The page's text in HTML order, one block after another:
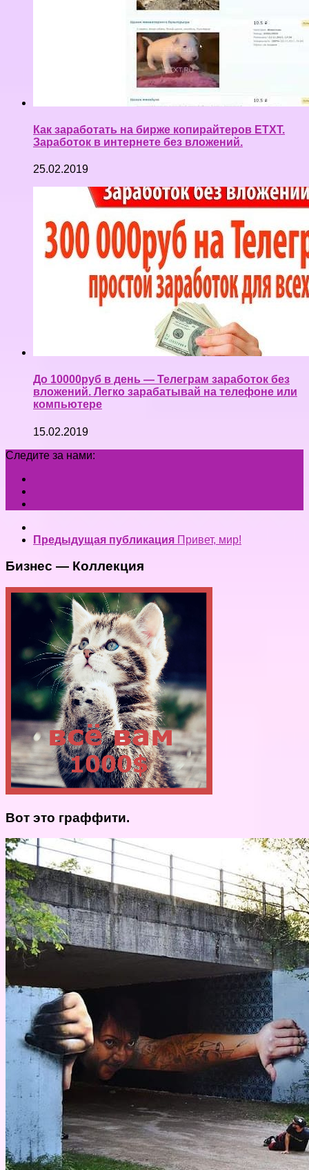
Как заработать на бирже копирайтеров ETXT.
Заработок в интернете без вложений.
25.02.2019
До 10000руб в день — Телеграм заработок без
вложений. Легко зарабатывай на телефоне или
компьютере
15.02.2019
Следите за нами:
Предыдущая публикация Привет, мир!
Бизнес — Коллекция
Вот это граффити.